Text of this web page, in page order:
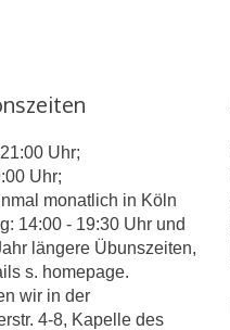
Uhr;
Uhr;
monatlich in Köln
14:00 - 19:30 Uhr und
längere Übunszeiten,
s. homepage.
wir in der
4-8, Kapelle des